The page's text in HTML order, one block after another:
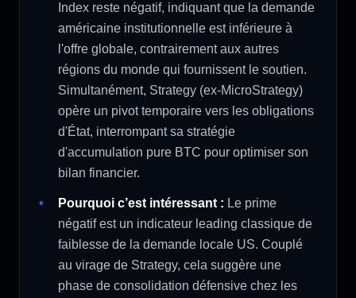
Index reste négatif, indiquant que la demande
américaine institutionnelle est inférieure à
l'offre globale, contrairement aux autres
régions du monde qui fournissent le soutien.
Simultanément, Strategy (ex-MicroStrategy)
opère un pivot temporaire vers les obligations
d'État, interrompant sa stratégie
d'accumulation pure BTC pour optimiser son
bilan financier.
Pourquoi c’est intéressant : Le prime
négatif est un indicateur leading classique de
faiblesse de la demande locale US. Couplé
au virage de Strategy, cela suggère une
phase de consolidation défensive chez les